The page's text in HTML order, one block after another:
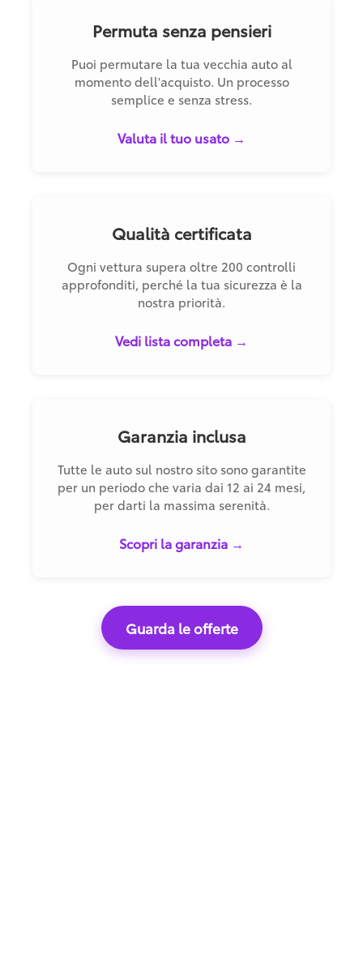
Permuta senza pensieri
Puoi permutare la tua vecchia auto al
momento dell'acquisto. Un processo
semplice e senza stress.
Valuta il tuo usato →
Qualità certificata
Ogni vettura supera oltre 200 controlli
approfonditi, perché la tua sicurezza è la
nostra priorità.
Vedi lista completa →
Garanzia inclusa
Tutte le auto sul nostro sito sono garantite
per un periodo che varia dai 12 ai 24 mesi,
per darti la massima serenità.
Scopri la garanzia →
Guarda le offerte